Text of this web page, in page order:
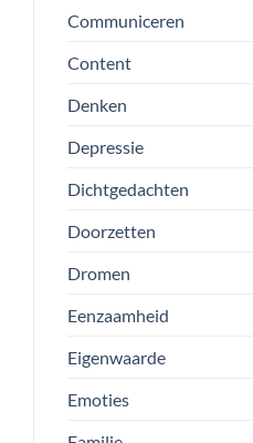
Communiceren
Content
Denken
Depressie
Dichtgedachten
Doorzetten
Dromen
Eenzaamheid
Eigenwaarde
Emoties